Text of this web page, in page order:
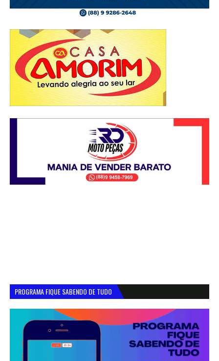
PROGRAMA FIQUE SABENDO DE TUDO